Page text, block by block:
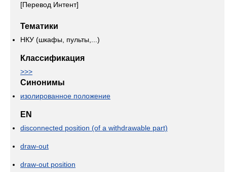
[Перевод Интент]
Тематики
НКУ (шкафы, пульты,...)
Классификация
>>>
Синонимы
изолированное положение
EN
disconnected position (of a withdrawable part)
draw-out
draw-out position